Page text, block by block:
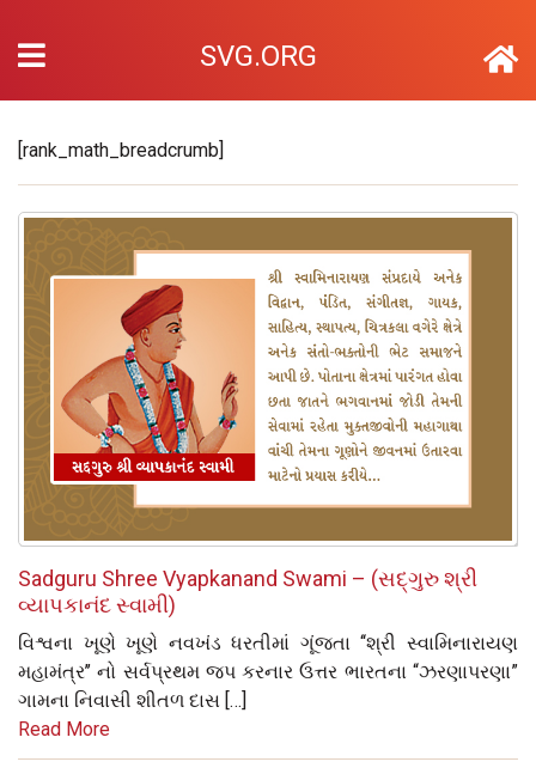
SVG.ORG
[rank_math_breadcrumb]
Sadguru Shree Vyapkanand Swami – (સદ્‌ગુરુ શ્રી
વ્યાપકાનંદ સ્વામી)
વિશ્વના ખૂણે ખૂણે નવખંડ ધરતીમાં ગૂંજતા ‘‘શ્રી સ્વામિનારાયણ
મહામંત્ર’’ નો સર્વપ્રથમ જપ કરનાર ઉત્તર ભારતના “ઝરણાપરણા”
ગામના નિવાસી શીતળ દાસ […]
Read More